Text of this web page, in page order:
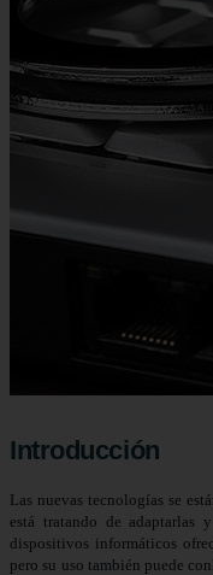
Introducción
Las nuevas tecnologías se
está tratando de adaptarlas
dispositivos informáticos
pero su uso también puede